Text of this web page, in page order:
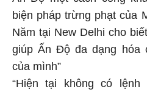
biện pháp trừng phạt của
Năm tại New Delhi cho
giúp Ấn Độ đa dạng hóa
của mình”
“Hiện tại không có lệnh